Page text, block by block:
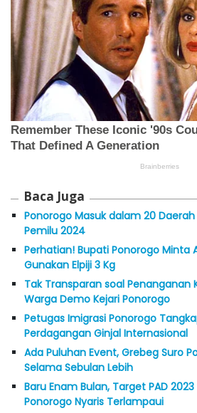
Baca Juga
Ponorogo Masuk dalam 20 Daerah
Pemilu 2024
Perhatian! Bupati Ponorogo Minta
Gunakan Elpiji 3 Kg
Tak Transparan soal Penanganan
Warga Demo Kejari Ponorogo
Petugas Imigrasi Ponorogo
Perdagangan Ginjal Internasional
Ada Puluhan Event, Grebeg Suro
Selama Sebulan Lebih
Baru Enam Bulan, Target PAD
Ponorogo Nyaris Terlampaui